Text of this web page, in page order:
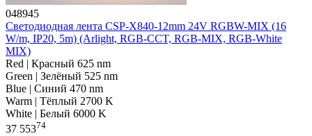
048945
Светодиодная лента CSP-X840-12mm 24V RGBW-MIX (16
W/m, IP20, 5m) (Arlight, RGB-CCT, RGB-MIX, RGB-White
MIX)
Red | Красный 625 nm
Green | Зелёный 525 nm
Blue | Синий 470 nm
Warm | Тёплый 2700 K
White | Белый 6000 K
37 55374